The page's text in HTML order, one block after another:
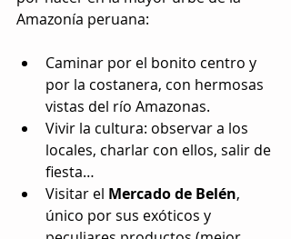
Amazonía peruana:
Caminar por el bonito centro y
por la costanera, con hermosas
vistas del río Amazonas.
Vivir la cultura: observar a los
locales, charlar con ellos, salir de
fiesta…
Visitar el Mercado de Belén,
único por sus exóticos y